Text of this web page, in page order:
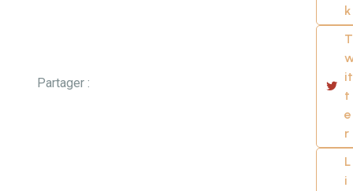
Partager :
k
T
it
t
e
r
L
i